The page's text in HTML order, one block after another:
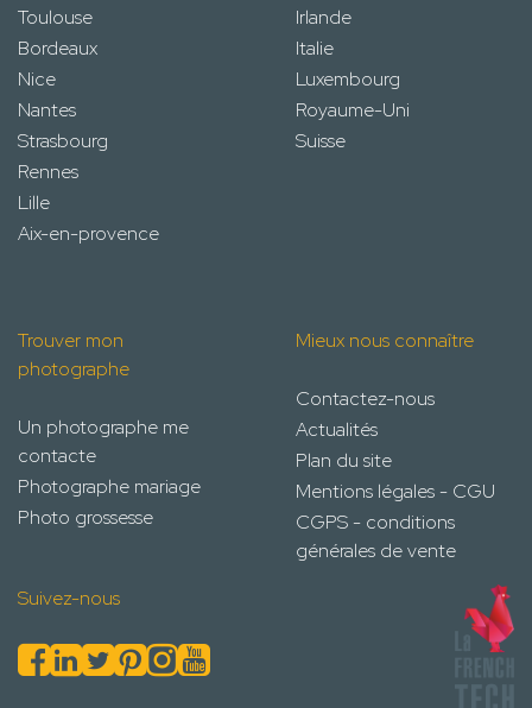
Toulouse
Bordeaux
Nice
Nantes
Strasbourg
Rennes
Lille
Aix-en-provence
Irlande
Italie
Luxembourg
Royaume-Uni
Suisse
Trouver mon
photographe
Un photographe me
contacte
Photographe mariage
Photo grossesse
Mieux nous connaître
Contactez-nous
Actualités
Plan du site
Mentions légales - CGU
CGPS - conditions
générales de vente
Suivez-nous